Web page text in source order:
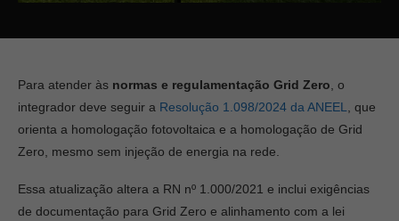
Para atender às normas e regulamentação Grid Zero , o
integrador deve seguir a Resolução 1.098/2024 da ANEEL
, que
orienta a homologação fotovoltaica e a homologação de Grid
Zero, mesmo sem injeção de energia na rede.
Essa atualização altera a RN nº 1.000/2021 e inclui exigências
de documentação para Grid Zero e alinhamento com a lei